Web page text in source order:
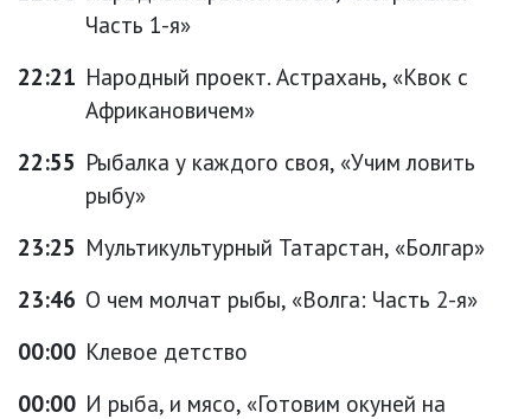
Часть 1-я»
22:21 Народный проект. Астрахань, «Квок с
Африкановичем»
22:55 Рыбалка у каждого своя, «Учим ловить
рыбу»
23:25 Мультикультурный Татарстан, «Болгар»
23:46 О чем молчат рыбы, «Волга: Часть 2-я»
00:00 Клевое детство
00:00 И рыба, и мясо, «Готовим окуней на